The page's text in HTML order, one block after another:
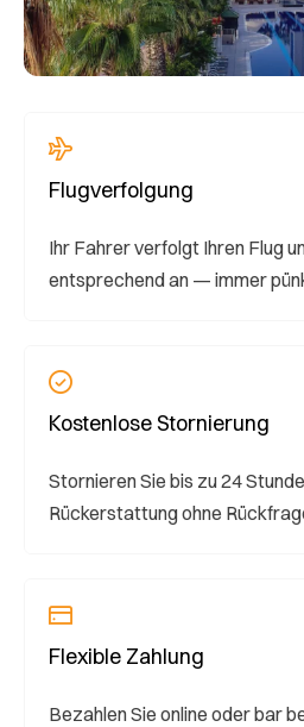
Flugverfolgung
Ihr Fahrer verfolgt Ihren Flug
entsprechend an — immer
Kostenlose Stornierung
Stornieren Sie bis zu 24
Rückerstattung ohne
Flexible Zahlung
Bezahlen Sie online oder bar